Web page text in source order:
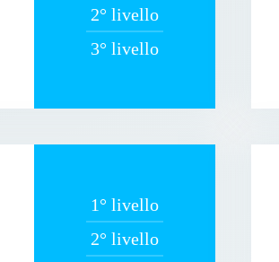
2° livello
3° livello
1° livello
2° livello